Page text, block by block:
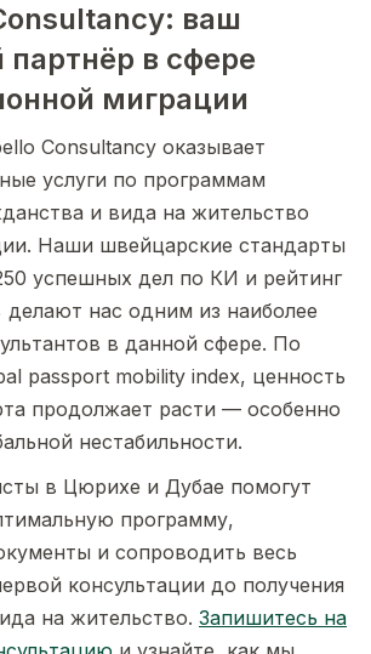
ваш
в сфере
миграции
Consultancy оказывает
услуги по программам
и вида на жительство
Наши швейцарские стандарты
успешных дел по КИ и рейтинг
делают нас одним из наиболее
в данной сфере. По
passport mobility index, ценность
продолжает расти — особенно
нестабильности.
в Цюрихе и Дубае помогут
программу,
и сопроводить весь
консультации до получения
на жительство. Запишитесь на